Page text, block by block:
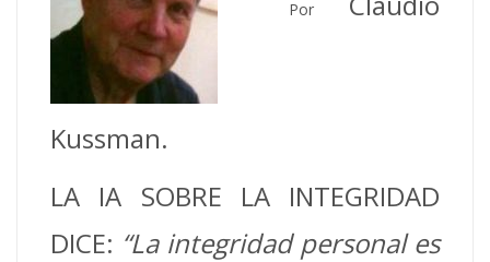
Por
Kussman.
LA IA SOBRE LA INTEGRIDAD
DICE: “La integridad personal es